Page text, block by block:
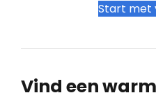
Start met
Vind een